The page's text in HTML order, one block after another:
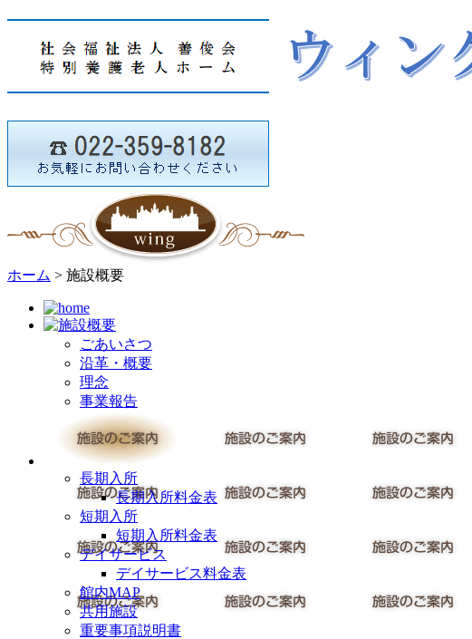
ホーム > 施設概要
ごあいさつ
沿革・概要
理念
事業報告
長期入所
長期入所料金表
短期入所
短期入所料金表
デイサービス
デイサービス料金表
館内MAP
共用施設
重要事項説明書